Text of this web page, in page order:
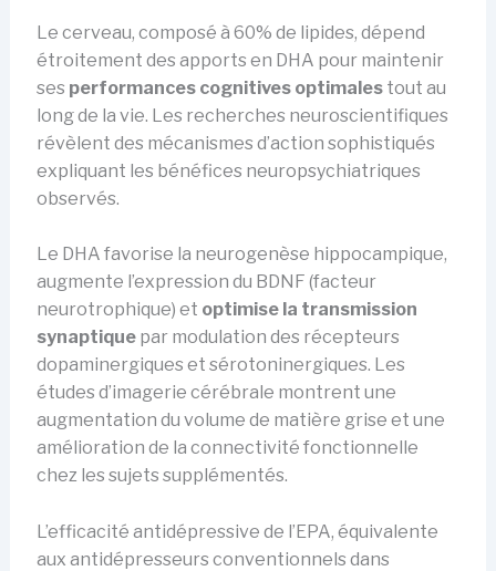
Le cerveau, composé à 60% de lipides, dépend
étroitement des apports en DHA pour maintenir
ses performances cognitives optimalestout au
long de la vie. Les recherches neuroscientifiques
révèlent des mécanismes d’action sophistiqués
expliquant les bénéfices neuropsychiatriques
observés.
Le DHA favorise la neurogenèse hippocampique,
augmente l’expression du BDNF (facteur
neurotrophique) et optimise la transmission
synaptiquepar modulation des récepteurs
dopaminergiques et sérotoninergiques. Les
études d’imagerie cérébrale montrent une
augmentation du volume de matière grise et une
amélioration de la connectivité fonctionnelle
chez les sujets supplémentés.
L’efficacité antidépressive de l’EPA, équivalente
aux antidépresseurs conventionnels dans